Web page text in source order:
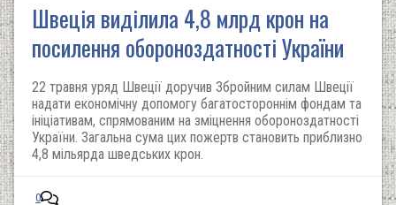
Швеція виділила 4,8 млрд крон на
посилення обороноздатності України
22 травня уряд Швеції доручив Збройним силам Швеції
надати економічну допомогу багатостороннім фондам та
ініціативам, спрямованим на зміцнення обороноздатності
України. Загальна сума цих пожертв становить приблизно
4,8 мільярда шведських крон.
0